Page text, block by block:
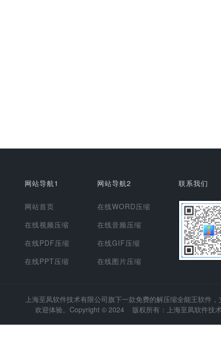
网站导航1
网站首页
在线视频压缩
在线PDF压缩
在线PPT压缩
网站导航2
在线WORD压缩
在线音频压缩
在线GIF压缩
在线图片压缩
联系我们
上海至凤软件技术有限公司旗下一款免费的解压缩全能王软件
欢迎体验。Copyright © 2024 版权所有：上海至凤软件技